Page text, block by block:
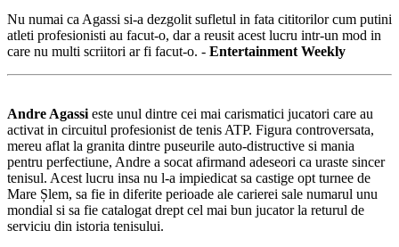
Nu numai ca Agassi si-a dezgolit sufletul in fata cititorilor cum putini
atleti profesionisti au facut-o, dar a reusit acest lucru intr-un mod in
care nu multi scriitori ar fi facut-o. - Entertainment Weekly
Andre Agassi este unul dintre cei mai carismatici jucatori care au
activat in circuitul profesionist de tenis ATP. Figura controversata,
mereu aflat la granita dintre puseurile auto-distructive si mania
pentru perfectiune, Andre a socat afirmand adeseori ca uraste sincer
tenisul. Acest lucru insa nu l-a impiedicat sa castige opt turnee de
Mare Șlem, sa fie in diferite perioade ale carierei sale numarul unu
mondial si sa fie catalogat drept cel mai bun jucator la returul de
serviciu din istoria tenisului.